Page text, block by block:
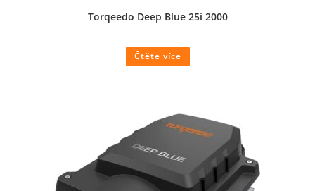
Torqeedo Deep Blue 25i 2000
Čtěte více